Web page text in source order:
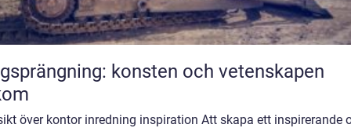
konsten och vetenskapen
över kontor inredning inspiration Att skapa ett inspirerande